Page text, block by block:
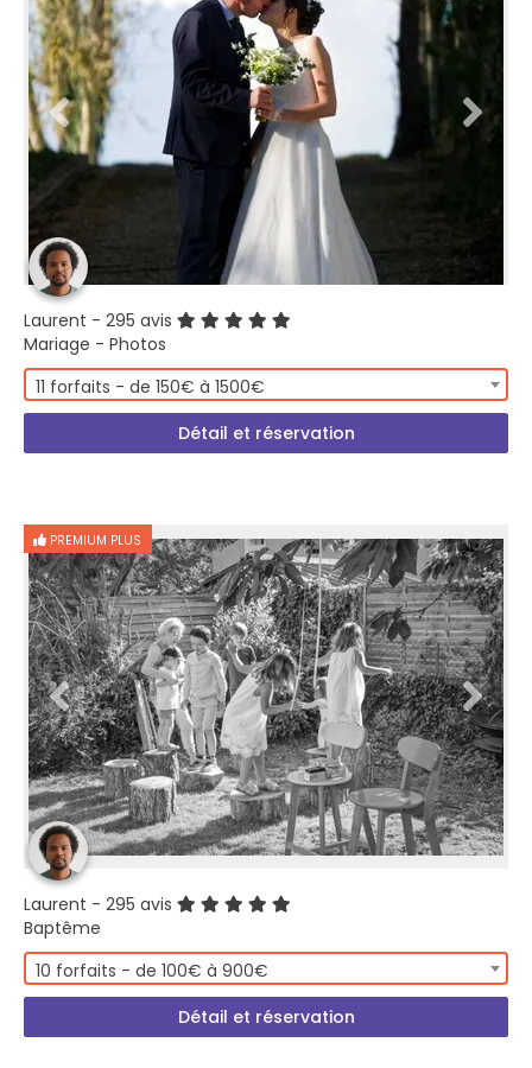
Laurent - 295 avis
Mariage - Photos
11 forfaits - de 150€ à 1500€
Détail et réservation
PREMIUM PLUS
Laurent - 295 avis
Baptême
10 forfaits - de 100€ à 900€
Détail et réservation